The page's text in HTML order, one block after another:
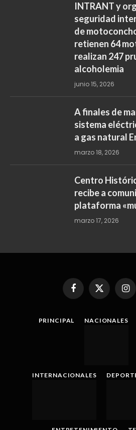
INTRANT y
seguridad
de
retienen 64
realizan 247
alcoholemia
junio 15, 2026
A finales de
sistema
a gas natural
marzo 18, 2026
Centro
recibe a
plataforma
marzo 17, 2026
FacebookX
(Twitter)
PRINCIPAL NACIONALES
INTERNACIONALES